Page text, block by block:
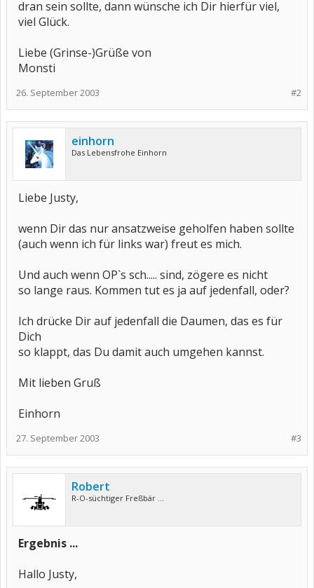
dran sein sollte, dann wünsche ich Dir hierfür viel,
viel Glück.
Liebe (Grinse-)Grüße von
Monsti
#2
26. September 2003
einhorn
Das Lebensfrohe Einhorn
Liebe Justy,
wenn Dir das nur ansatzweise geholfen haben sollte
(auch wenn ich für links war) freut es mich.
Und auch wenn OP`s sch..... sind, zögere es nicht
so lange raus. Kommen tut es ja auf jedenfall, oder?
Ich drücke Dir auf jedenfall die Daumen, das es für
Dich
so klappt, das Du damit auch umgehen kannst.
Mit lieben Gruß
Einhorn
#3
27. September 2003
Robert
R-O-süchtiger Freßbär ...
Ergebnis ...
Hallo Justy,